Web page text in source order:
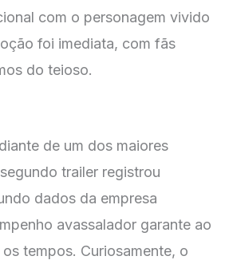
com o personagem vivido
foi imediata, com fãs
do teioso.
de um dos maiores
trailer registrou
dados da empresa
avassalador garante ao
tempos. Curiosamente, o